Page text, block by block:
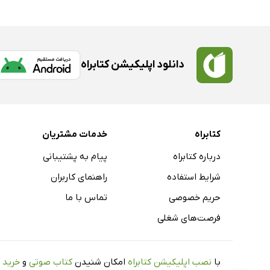
دانلود اپلیکیشن کتابراه
کتابراه
درباره کتابراه
شرایط استفاده
حریم خصوصی
فرصت‌های شغلی
خدمات مشتریان
پیام به پشتیبانی
راهنمای کاربران
تماس با ما
با نصب اپلیکیشن کتابراه امکان شنیدن کتاب صوتی وخرید